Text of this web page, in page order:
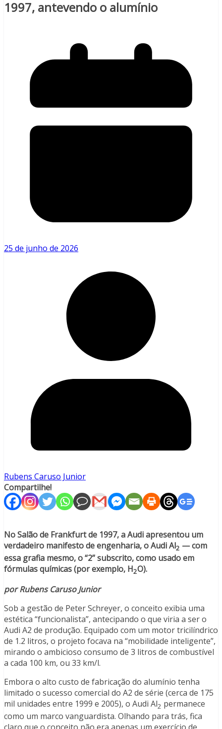
1997, antevendo o alumínio
25 de junho de 2026
Rubens Caruso Junior
Compartilhe!
No Salão de Frankfurt de 1997, a Audi apresentou um
verdadeiro manifesto de engenharia, o Audi Al2 — com
essa grafia mesmo, o “2” subscrito, como usado em
fórmulas químicas (por exemplo, H2O).
por Rubens Caruso Junior
Sob a gestão de Peter Schreyer, o conceito exibia uma
estética “funcionalista”, antecipando o que viria a ser o
Audi A2 de produção. Equipado com um motor tricilíndrico
de 1.2 litros, o projeto focava na “mobilidade inteligente”,
mirando o ambicioso consumo de 3 litros de combustível
a cada 100 km, ou 33 km/l.
Embora o alto custo de fabricação do alumínio tenha
limitado o sucesso comercial do A2 de série (cerca de 175
mil unidades entre 1999 e 2005), o Audi Al2 permanece
como um marco vanguardista. Olhando para trás, fica